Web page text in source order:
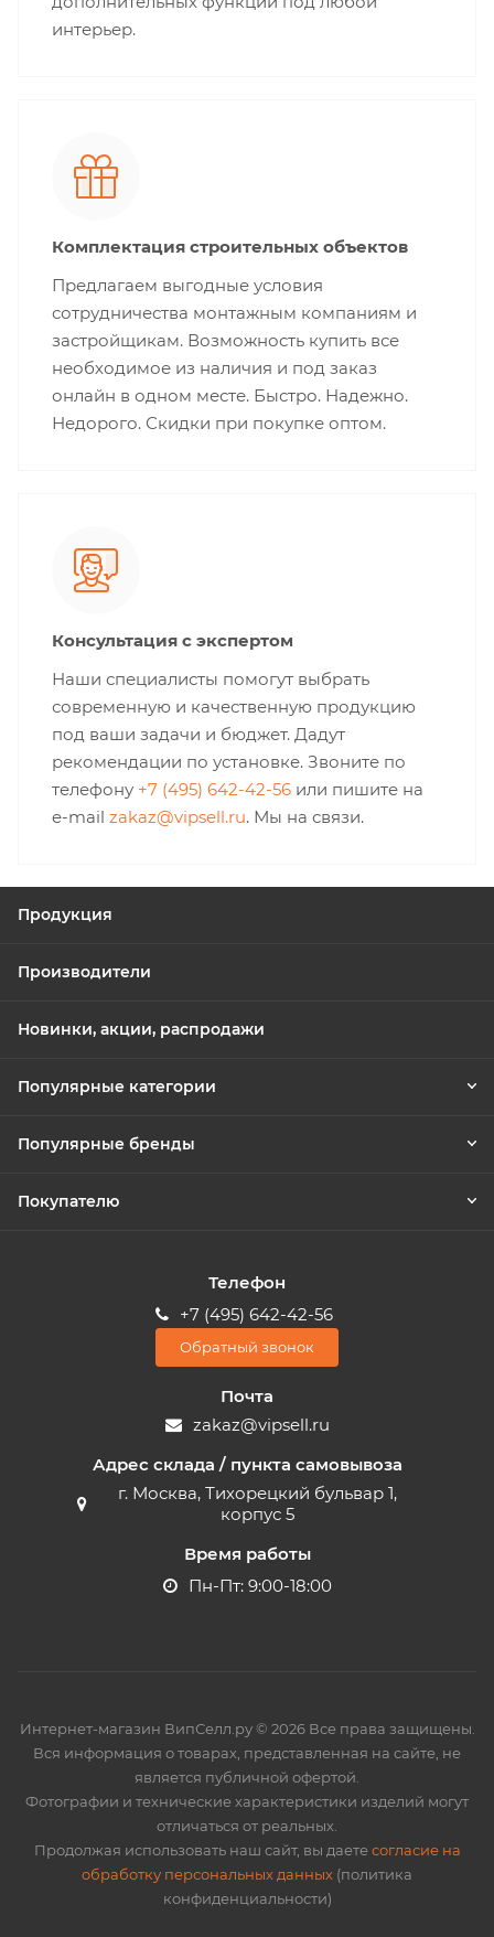
интерьер.
Комплектация строительных объектов
Предлагаем выгодные условия
сотрудничества монтажным компаниям и
застройщикам. Возможность купить все
необходимое из наличия и под заказ
онлайн в одном месте. Быстро. Надежно.
Недорого. Скидки при покупке оптом.
Консультация с экспертом
Наши специалисты помогут выбрать
современную и качественную продукцию
под ваши задачи и бюджет. Дадут
рекомендации по установке. Звоните по
телефону +7 (495) 642-42-56 или пишите на
e-mail zakaz@vipsell.ru. Мы на связи.
Продукция
Производители
Новинки, акции, распродажи
Популярные категории
Популярные бренды
Покупателю
Телефон
+7 (495) 642-42-56
Обратный звонок
Почта
zakaz@vipsell.ru
Адрес склада / пункта самовывоза
г. Москва, Тихорецкий бульвар 1,
корпус 5
Время работы
Пн-Пт: 9:00-18:00
Интернет-магазин ВипСелл.ру © 2026 Все права защищены.
Вся информация о товарах, представленная на сайте, не
является публичной офертой.
Фотографии и технические характеристики изделий могут
отличаться от реальных.
Продолжая использовать наш сайт, вы даетесогласие на
обработку персональных данных (политика
конфиденциальности)